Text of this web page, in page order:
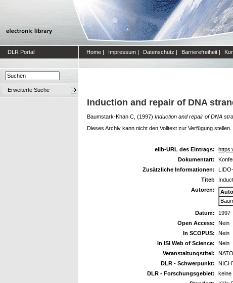
DLR Portal Home | Impressum | Datenschutz | Barrierefreiheit |
Erweiterte Suche
Induction and repair of DNA
Baumstark-Khan C, (1997) Induction and repair of DNA
Dieses Archiv kann nicht den Volltext zur Verfügung stellen.
elib-URL des Eintrags:
Dokumentart:
Zusätzliche Informationen:
Titel:
Autoren:
Datum:
1997
Open Access:
Nein
In SCOPUS:
Nein
In ISI Web of Science:
Nein
Veranstaltungstitel:
DLR - Schwerpunkt:
DLR - Forschungsgebiet:
keine